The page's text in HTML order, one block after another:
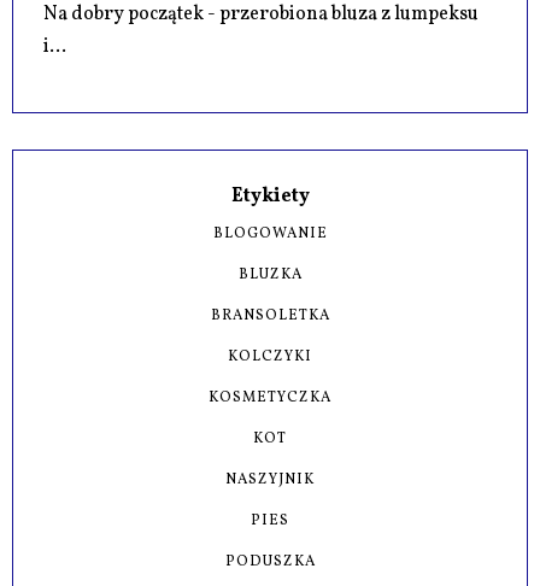
Na dobry początek - przerobiona bluza z lumpeksu
i...
Etykiety
BLOGOWANIE
BLUZKA
BRANSOLETKA
KOLCZYKI
KOSMETYCZKA
KOT
NASZYJNIK
PIES
PODUSZKA